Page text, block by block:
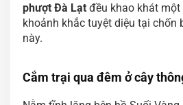
phượt Đà Lạt đều khao khát
khoảnh khắc tuyệt diệu tại chốn
này.
Cắm trại qua đêm ở cây